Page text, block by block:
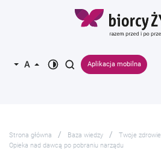
Aplikacja mobilna
Strona główna Baza wiedzy
Twoje zdrowie
Opieka nad dawcą po pobraniu narządu